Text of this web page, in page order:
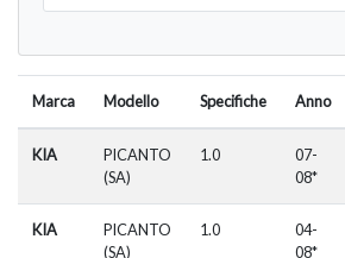
Marca Modello Specifiche Anno
KIA
PICANTO
(SA)
1.0
07-
08*
KIA
PICANTO
(SA)
1.0
04-
08*